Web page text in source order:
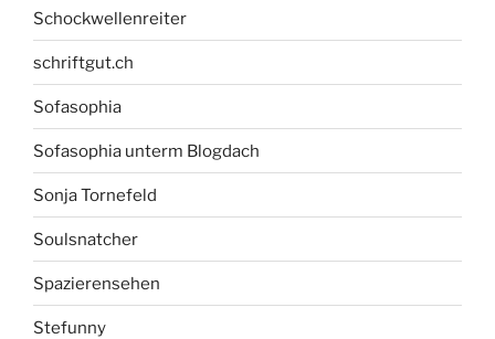
Schockwellenreiter
schriftgut.ch
Sofasophia
Sofasophia unterm Blogdach
Sonja Tornefeld
Soulsnatcher
Spazierensehen
Stefunny